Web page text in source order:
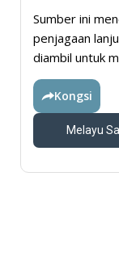
Sumber ini
penjagaan
diambil untuk
Kongsi
Melayu